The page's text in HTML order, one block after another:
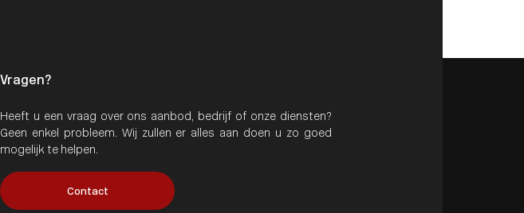
Vragen?
Heeft u een vraag over ons aanbod, bedrijf of onze diensten?
Geen enkel probleem. Wij zullen er alles aan doen u zo goed
mogelijk te helpen.
Contact